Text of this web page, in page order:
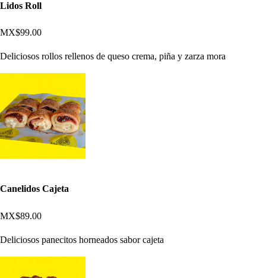
Lidos Roll
MX$99.00
Deliciosos rollos rellenos de queso crema, piña y zarza mora
Canelidos Cajeta
MX$89.00
Deliciosos panecitos horneados sabor cajeta